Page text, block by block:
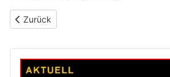
Vorheriger Beitrag: Bietigheimer Zeitung
Zurück